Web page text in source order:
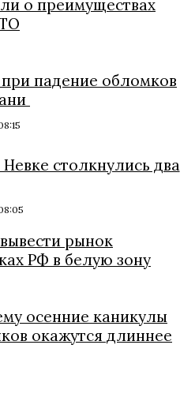
о преимуществах
падение обломков
столкнулись два
рынок
РФ в белую зону
осенние каникулы
окажутся длиннее